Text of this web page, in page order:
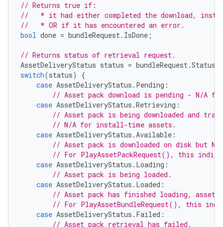
// Returns true if:
//   * it had either completed the download,
//   * OR if it has encountered an error.
bool done = bundleRequest . IsDone ;
// Returns status of retrieval request.
AssetDeliveryStatus status = bundleRequest .Status
switch(status)
{
case AssetDeliveryStatus . Pending :
// Asset pack download is pending - N/A
case AssetDeliveryStatus .Retrieving :
// Asset pack is being downloaded and
// N/A for install-time assets.
case AssetDeliveryStatus . Available :
// Asset pack is downloaded on disk but
// For PlayAssetPackRequest(), this
case AssetDeliveryStatus . Loading :
// Asset pack is being loaded.
case AssetDeliveryStatus . Loaded :
// Asset pack has finished loading, assets
// For PlayAssetBundleRequest(), this
case AssetDeliveryStatus . Failed :
// Asset pack retrieval has failed.